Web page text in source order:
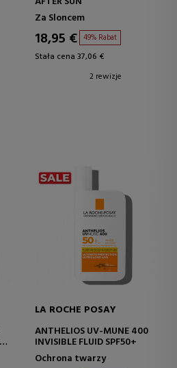
Za Sloncem
18,95 € 49% Rabat
Stała cena 37,06 €
2 rewizje
LA ROCHE POSAY
ANTHELIOS UV-MUNE 400
INVISIBLE FLUID SPF50+
Ochrona twarzy